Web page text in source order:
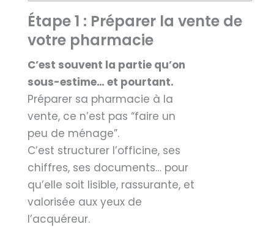
Étape 1 : Préparer la vente de
votre pharmacie
C’est souvent la partie qu’on
sous-estime… et pourtant.
Préparer sa pharmacie à la
vente, ce n’est pas “faire un
peu de ménage”.
C’est structurer l’officine, ses
chiffres, ses documents… pour
qu’elle soit lisible, rassurante, et
valorisée aux yeux de
l’acquéreur.